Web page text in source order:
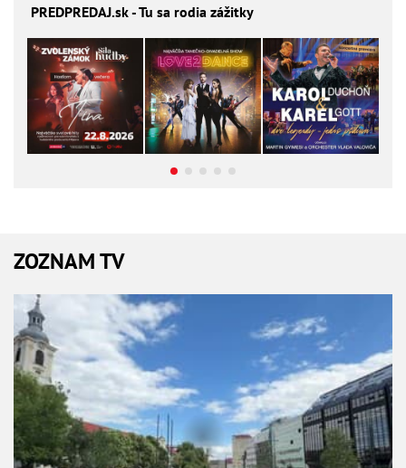
PREDPREDAJ.sk - Tu sa rodia zážitky
ZOZNAM TV